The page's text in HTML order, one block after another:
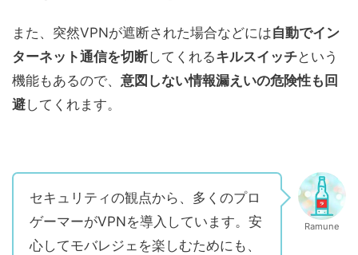
また、突然VPNが遮断された場合などには自動でイン
ターネット通信を切断してくれるキルスイッチという
機能もあるので、 意図しない情報漏えいの危険性も回
避してくれます。
セキュリティの観点から、多くのプロ
ゲーマーがVPNを導入しています。安
心してモバレジェを楽しむためにも、
Ramune